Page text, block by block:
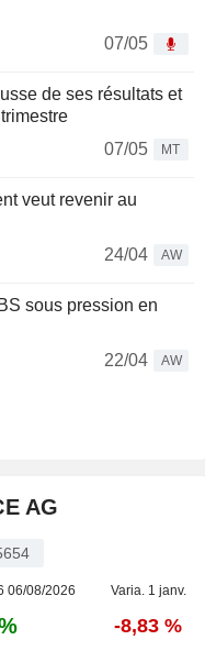
07/05
de ses résultats et
07/05
MT
veut revenir au
24/04
AW
sous pression en
22/04
AW
AG
06/08/2026 Varia. 1 janv.
-8,83 %